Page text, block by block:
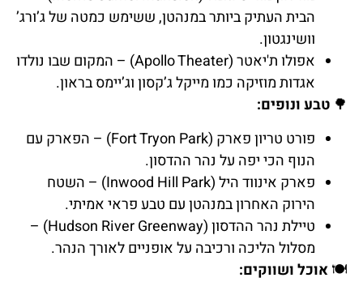
הבית העתיק ביותר במנהטן, ששימש כמטה של ג’ורג’
וושינגטון.
אפולו ת'יאטר (Apollo Theater) – המקום שבו נולדו
אגדות מוזיקה כמו מייקל ג’קסון וג’יימס בראון.
🌳 טבע ונופים:
פורט טריון פארק (Fort Tryon Park) – הפארק עם
הנוף הכי יפה על נהר ההדסון.
פארק אינווד היל (Inwood Hill Park) – השטח
הירוק האחרון במנהטן עם טבע פראי אמיתי.
טיילת נהר ההדסון (Hudson River Greenway) –
מסלול הליכה ורכיבה על אופניים לאורך הנהר.
🍽️אוכל ושווקים: